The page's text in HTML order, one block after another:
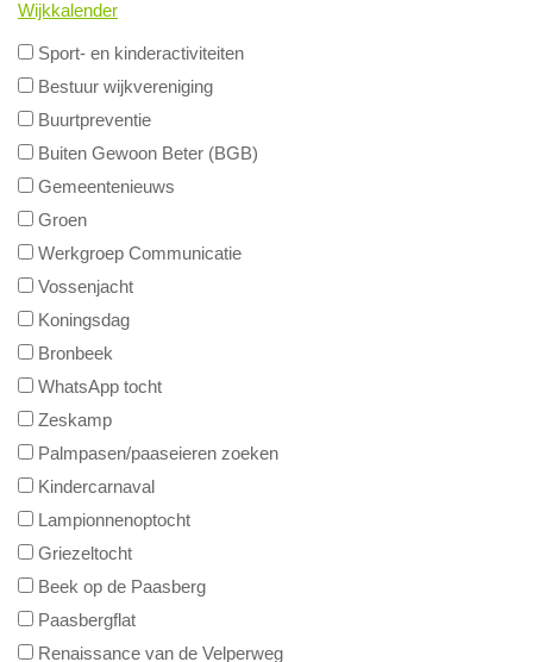
Wijkkalender
Sport- en kinderactiviteiten
Bestuur wijkvereniging
Buurtpreventie
Buiten Gewoon Beter (BGB)
Gemeentenieuws
Groen
Werkgroep Communicatie
Vossenjacht
Koningsdag
Bronbeek
WhatsApp tocht
Zeskamp
Palmpasen/paaseieren zoeken
Kindercarnaval
Lampionnenoptocht
Griezeltocht
Beek op de Paasberg
Paasbergflat
Renaissance van de Velperweg